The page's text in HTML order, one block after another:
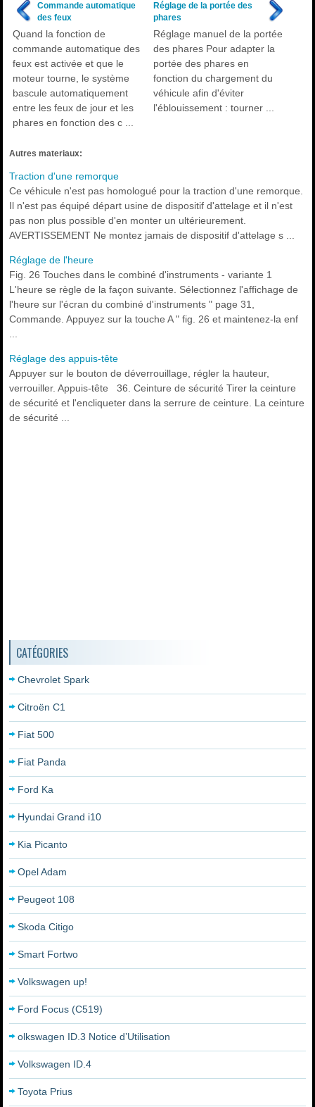
Commande automatique
des feux
Quand la fonction de
commande automatique des
feux est activée et que le
moteur tourne, le système
bascule automatiquement
entre les feux de jour et les
phares en fonction des c ...
Réglage de la portée des
phares
Réglage manuel de la portée
des phares Pour adapter la
portée des phares en
fonction du chargement du
véhicule afin d'éviter
l'éblouissement : tourner ...
Autres materiaux:
Traction d'une remorque
Ce véhicule n'est pas homologué pour la traction d'une remorque.
Il n'est pas équipé départ usine de dispositif d'attelage et il n'est
pas non plus possible d'en monter un ultérieurement.
AVERTISSEMENT Ne montez jamais de dispositif d'attelage s ...
Réglage de l'heure
Fig. 26 Touches dans le combiné d'instruments - variante 1
L'heure se règle de la façon suivante. Sélectionnez l'affichage de
l'heure sur l'écran du combiné d'instruments " page 31,
Commande. Appuyez sur la touche A " fig. 26 et maintenez-la enf
Réglage des appuis-tête
Appuyer sur le bouton de déverrouillage, régler la hauteur,
verrouiller. Appuis-tête 36. Ceinture de sécurité Tirer la ceinture
de sécurité et l'encliqueter dans la serrure de ceinture. La ceinture
de sécurité ...
CATÉGORIES
Chevrolet Spark
Citroën C1
Fiat 500
Fiat Panda
Ford Ka
Hyundai Grand i10
Kia Picanto
Opel Adam
Peugeot 108
Skoda Citigo
Smart Fortwo
Volkswagen up!
Ford Focus (C519)
olkswagen ID.3 Notice d’Utilisation
Volkswagen ID.4
Toyota Prius